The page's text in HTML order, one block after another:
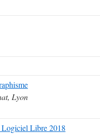
Lyon
Logiciel Libre 2018